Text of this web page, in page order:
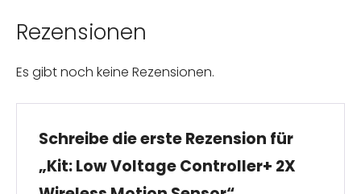
Rezensionen
Es gibt noch keine Rezensionen.
Schreibe die erste Rezension für
„Kit: Low Voltage Controller+ 2X